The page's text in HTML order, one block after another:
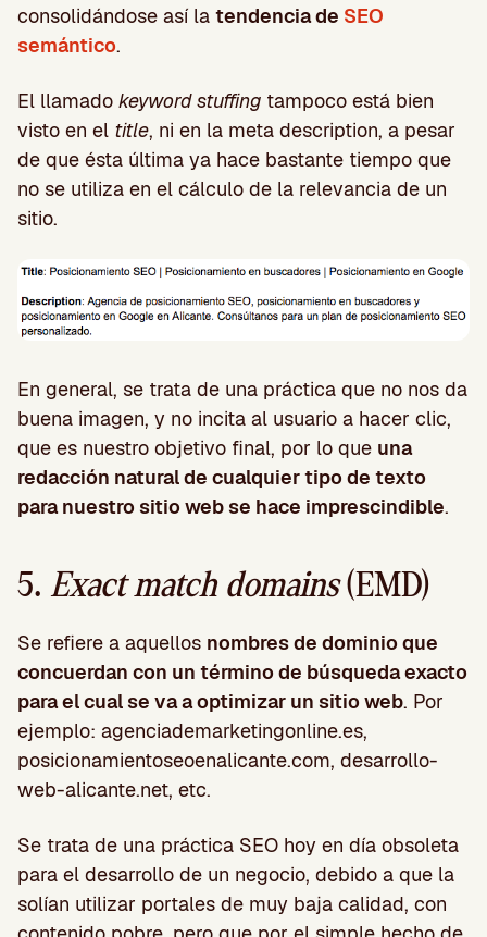
consolidándose así la tendencia de SEO
semántico.
El llamado keyword stuffing tampoco está bien
visto en el title, ni en la meta description, a pesar
de que ésta última ya hace bastante tiempo que
no se utiliza en el cálculo de la relevancia de un
sitio.
En general, se trata de una práctica que no nos da
buena imagen, y no incita al usuario a hacer clic,
que es nuestro objetivo final, por lo que una
redacción natural de cualquier tipo de texto
para nuestro sitio web se hace imprescindible.
5. Exact match domains(EMD)
Se refiere a aquellos nombres de dominio que
concuerdan con un término de búsqueda exacto
para el cual se va a optimizar un sitio web. Por
ejemplo: agenciademarketingonline.es,
posicionamientoseoenalicante.com, desarrollo-
web-alicante.net, etc.
Se trata de una práctica SEO hoy en día obsoleta
para el desarrollo de un negocio, debido a que la
solían utilizar portales de muy baja calidad, con